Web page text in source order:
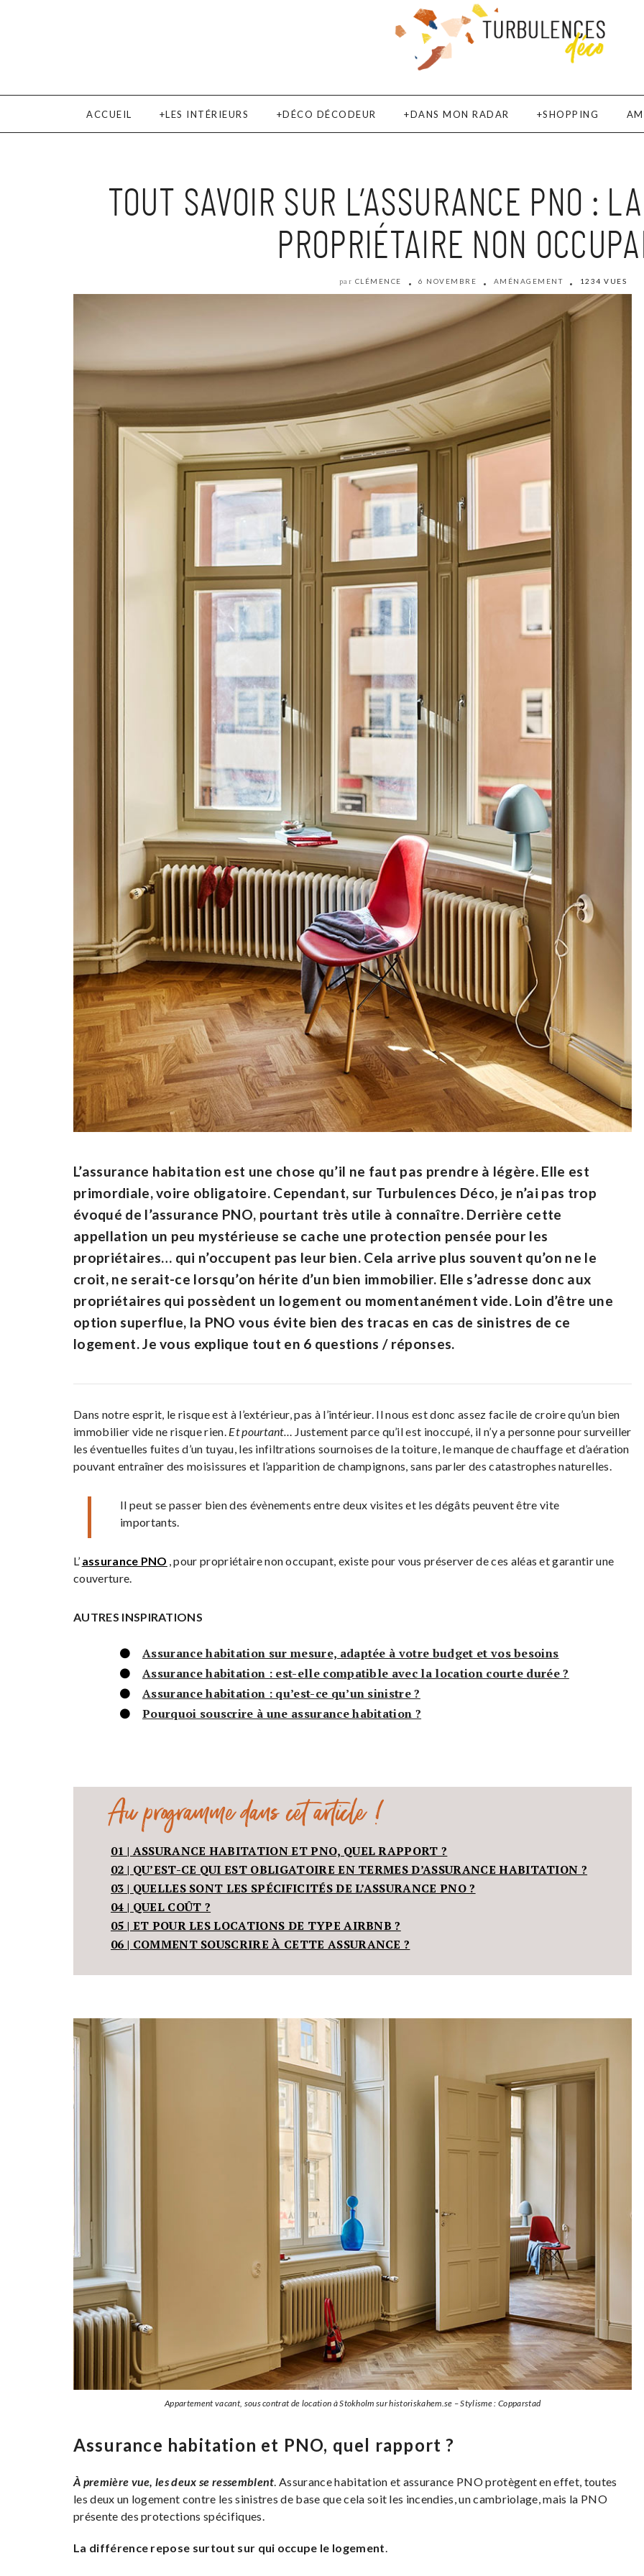
ACCUEIL LES INTÉRIEURS DÉCO DÉCODEUR DANS MON RADAR SHOPPING
TOUT SAVOIR SUR L’ASSURANCE PNO :
PROPRIÉTAIRE NON
par CLÉMENCE 6 NOVEMBRE AMÉNAGEMENT 1234 VUES
L’assurance habitation est une chose qu’il ne faut pas prendre à légère. Elle est
primordiale, voire obligatoire. Cependant, sur Turbulences Déco, je n’ai pas trop
évoqué de l’assurance PNO, pourtant très utile à connaître. Derrière cette
appellation un peu mystérieuse se cache une protection pensée pour les
propriétaires… qui n’occupent pas leur bien. Cela arrive plus souvent qu’on ne le
croit, ne serait-ce lorsqu’on hérite d’un bien immobilier. Elle s’adresse donc aux
propriétaires qui possèdent un logement ou momentanément vide. Loin d’être une
option superflue, la PNO vous évite bien des tracas en cas de sinistres de ce
logement. Je vous explique tout en 6 questions / réponses.
Dans notre esprit, le risque est à l’extérieur, pas à l’intérieur. Il nous est donc assez facile de croire qu’un bien
immobilier vide ne risque rien. Et pourtant…
Justement parce qu’il est inoccupé, il n’y a personne pour surveiller
les éventuelles fuites d’un tuyau, les infiltrations sournoises de la toiture, le manque de chauffage et d’aération
pouvant entraîner des moisissures et l’apparition de champignons, sans parler des catastrophes naturelles.
Il peut se passer bien des évènements entre deux visites et les dégâts peuvent être vite
importants.
L’ assurance PNO , pour propriétaire non occupant, existe pour vous préserver de ces aléas et garantir une
couverture.
AUTRES INSPIRATIONS
Assurance habitation sur mesure, adaptée à votre budget et vos besoins
Assurance habitation : est-elle compatible avec la location courte durée ?
Assurance habitation : qu’est-ce qu’un sinistre ?
Pourquoi souscrire à une assurance habitation ?
Au programme dans cet article !
01 | ASSURANCE HABITATION ET PNO, QUEL RAPPORT ?
02 | QU’EST-CE QUI EST OBLIGATOIRE EN TERMES D’ASSURANCE HABITATION ?
03 | QUELLES SONT LES SPÉCIFICITÉS DE L’ASSURANCE PNO ?
04 | QUEL COÛT ?
05 | ET POUR LES LOCATIONS DE TYPE AIRBNB ?
06 | COMMENT SOUSCRIRE À CETTE ASSURANCE ?
Appartement vacant, sous contrat de location à Stokholm sur historiskahem.se – Stylisme : Copparstad
Assurance habitation et PNO, quel rapport ?
À première vue, les deux se ressemblent. Assurance habitation et assurance PNO protègent en effet, toutes
les deux un logement contre les sinistres de base que cela soit les incendies, un cambriolage, mais la PNO
présente des protections spécifiques.
La différence repose surtout sur qui occupe le logement.